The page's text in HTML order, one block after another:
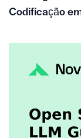
Codificação